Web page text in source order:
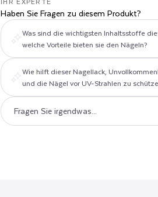
Haben Sie Fragen zu diesem Produkt?
Was sind die wichtigsten Inhaltsstoffe
welche Vorteile bieten sie den Nägeln?
Wie hilft dieser Nagellack,
und die Nägel vor UV-Strahlen zu